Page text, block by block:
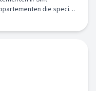
die speciaal